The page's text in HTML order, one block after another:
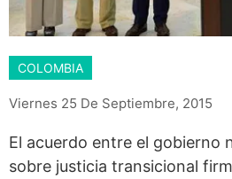
COLOMBIA
Viernes 25 De Septiembre, 2015
El acuerdo entre el gobierno
sobre justicia transicional